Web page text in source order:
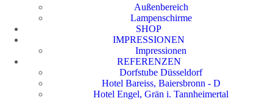
Außenbereich
Lampenschirme
SHOP
IMPRESSIONEN
Impressionen
REFERENZEN
Dorfstube Düsseldorf
Hotel Bareiss, Baiersbronn - D
Hotel Engel, Grän i. Tannheimertal